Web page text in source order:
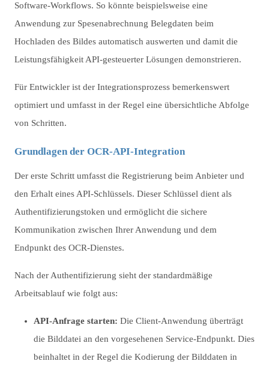
Software-Workflows. So könnte beispielsweise eine
Anwendung zur Spesenabrechnung Belegdaten beim
Hochladen des Bildes automatisch auswerten und damit die
Leistungsfähigkeit API-gesteuerter Lösungen demonstrieren.
Für Entwickler ist der Integrationsprozess bemerkenswert
optimiert und umfasst in der Regel eine übersichtliche Abfolge
von Schritten.
Grundlagen der OCR-API-Integration
Der erste Schritt umfasst die Registrierung beim Anbieter und
den Erhalt eines API-Schlüssels. Dieser Schlüssel dient als
Authentifizierungstoken und ermöglicht die sichere
Kommunikation zwischen Ihrer Anwendung und dem
Endpunkt des OCR-Dienstes.
Nach der Authentifizierung sieht der standardmäßige
Arbeitsablauf wie folgt aus:
API-Anfrage starten: Die Client-Anwendung überträgt
die Bilddatei an den vorgesehenen Service-Endpunkt. Dies
beinhaltet in der Regel die Kodierung der Bilddaten in